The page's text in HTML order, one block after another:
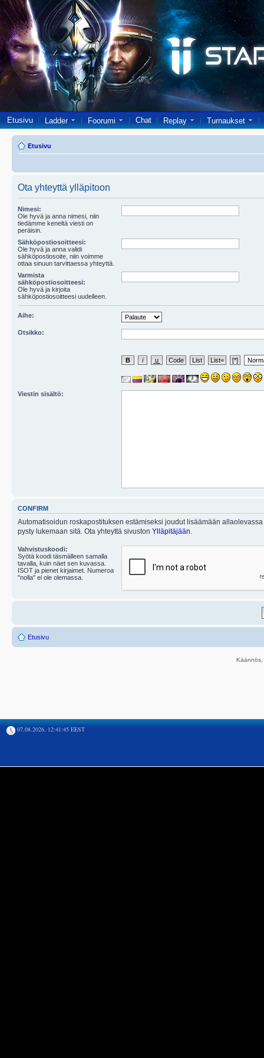
Etusivu Ladder Foorumi Chat Replay Turnaukset
Etusivu
Ota yhteyttä ylläpitoon
Nimesi:
Ole hyvä ja anna nimesi, niin
tiedämme keneltä viesti on
peräisin.
Sähköpostiosoitteesi:
Ole hyvä ja anna validi
sähköpostiosoite, niin voimme
ottaa sinuun tarvittaessa yhteyttä.
Varmista
sähköpostiosoitteesi:
Ole hyvä ja kirjoita
sähköpostiosoitteesi uudelleen.
Aihe:
Otsikko:
Viestin sisältö:
CONFIRM
Automatisoidun roskapostituksen estämiseksi joudut lisäämään
pysty lukemaan sitä. Ota yhteyttä sivuston Ylläpitäjään
Vahvistuskoodi:
Syötä koodi täsmälleen samalla
tavalla, kuin näet sen kuvassa.
ISOT ja pienet kirjaimet. Numeroa
"nolla" ei ole olemassa.
Etusivu
07.08.2026, 12:41:45 EEST